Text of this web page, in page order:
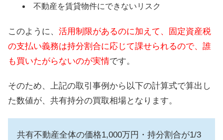
不動産を賃貸物件にできないリスク
このように、 活用制限があるのに加えて、固定資産税
の支払い義務は持分割合に応じて課せられるので、誰
も買いたがらないのが実情です。
そのため、上記の取引事例から以下の計算式で算出し
た数値が、共有持分の買取相場となります。
共有不動産全体の価格1,000万円・持分割合が1/3